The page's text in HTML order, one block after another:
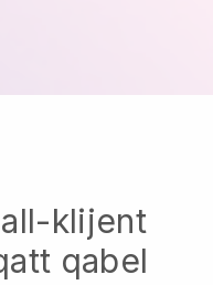
klijent
qabel